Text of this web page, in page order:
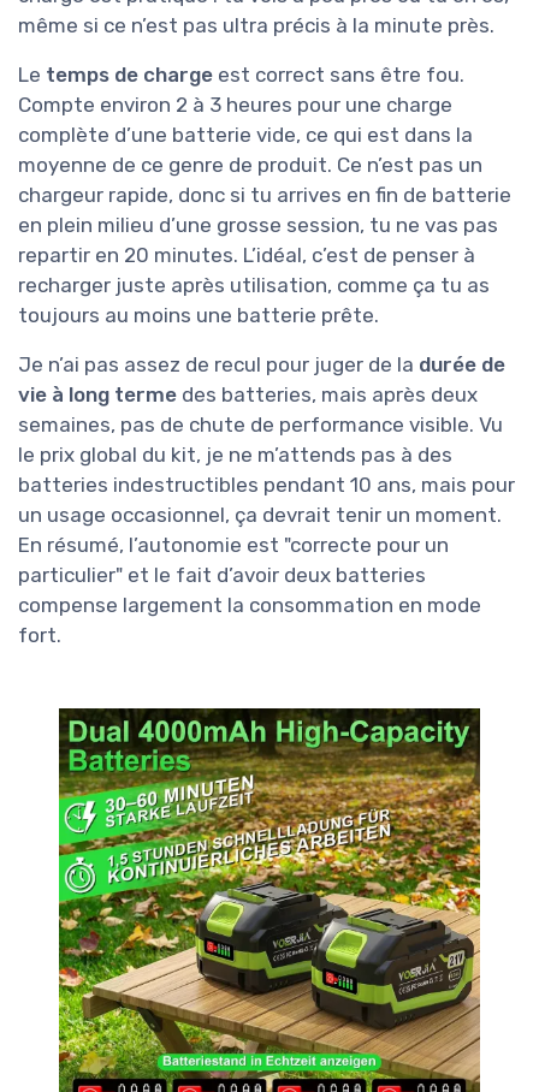
même si ce n’est pas ultra précis à la minute près.
Le temps de charge est correct sans être fou.
Compte environ 2 à 3 heures pour une charge
complète d’une batterie vide, ce qui est dans la
moyenne de ce genre de produit. Ce n’est pas un
chargeur rapide, donc si tu arrives en fin de batterie
en plein milieu d’une grosse session, tu ne vas pas
repartir en 20 minutes. L’idéal, c’est de penser à
recharger juste après utilisation, comme ça tu as
toujours au moins une batterie prête.
Je n’ai pas assez de recul pour juger de la durée de
vie à long terme des batteries, mais après deux
semaines, pas de chute de performance visible. Vu
le prix global du kit, je ne m’attends pas à des
batteries indestructibles pendant 10 ans, mais pour
un usage occasionnel, ça devrait tenir un moment.
En résumé, l’autonomie est "correcte pour un
particulier" et le fait d’avoir deux batteries
compense largement la consommation en mode
fort.